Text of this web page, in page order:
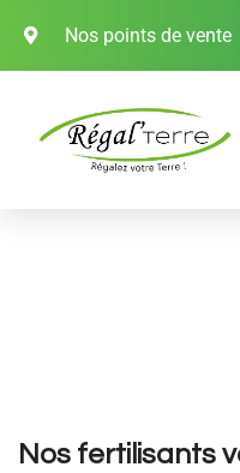
Nos points de vente
Nos fertilisants